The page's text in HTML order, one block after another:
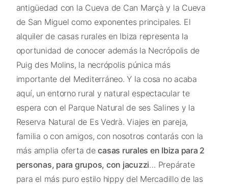
antigüedad con la Cueva de Can Marçà y la Cueva
de San Miguel como exponentes principales. El
alquiler de casas rurales en Ibiza representa la
oportunidad de conocer además la Necrópolis de
Puig des Molins, la necrópolis púnica más
importante del Mediterráneo. Y la cosa no acaba
aquí, un entorno rural y natural espectacular te
espera con el Parque Natural de ses Salines y la
Reserva Natural de Es Vedrà. Viajes en pareja,
familia o con amigos, con nosotros contarás con la
más amplia oferta decasas rurales en Ibiza para 2
personas, para grupos, con jacuzzi… Prepárate
para el más puro estilo hippy del Mercadillo de las